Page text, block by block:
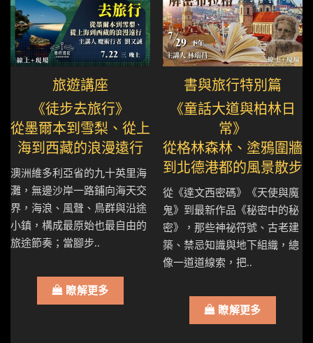
旅遊講座
《徒步去旅行》
從墨爾本到雪梨、從上
海到西藏的浪漫遠行
澳洲維多利亞省的九十英里海
灘，無邊沙岸一路鋪向海天交
界，海浪、風聲、鳥群與沿途
小鎮，構成最原始也最自由的
旅途節奏；當腳步..
瞭解更多
書與旅行特別篇
《童話大道與柏林日
常》
從格林森林、塗鴉圍牆
到北德港都的風景散步
從《達文西密碼》《天使與魔
鬼》到最新作品《秘密中的秘
密》，那些神祕符號、古老建
築、禁忌知識與地下組織，總
像一道道線索，把..
瞭解更多